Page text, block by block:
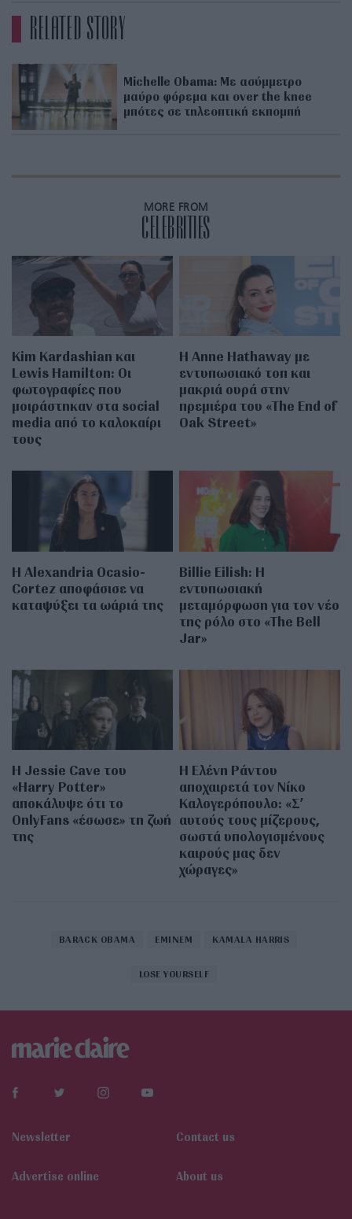
RELATED STORY
Michelle Obama: Με ασύμμετρο
μαύρο φόρεμα και over the knee
μπότες σε τηλεοπτική εκπομπή
MORE FROM
CELEBRITIES
Kim Kardashian και
Lewis Hamilton: Οι
φωτογραφίες που
μοιράστηκαν στα social
media από το καλοκαίρι
τους
Η Anne Hathaway με
εντυπωσιακό τοπ και
μακριά ουρά στην
πρεμιέρα του «The End of
Oak Street»
Η Alexandria Ocasio-
Cortez αποφάσισε να
καταψύξει τα ωάριά της
Billie Eilish: Η
εντυπωσιακή
μεταμόρφωση για τον νέο
της ρόλο στο «The Bell
Jar»
Η Jessie Cave του
«Harry Potter»
αποκάλυψε ότι το
OnlyFans «έσωσε» τη ζωή
της
Η Ελένη Ράντου
αποχαιρετά τον Νίκο
Καλογερόπουλο: «Σ’
αυτούς τους μίζερους,
σωστά υπολογισμένους
καιρούς μας δεν
χώραγες»
BARACK OBAMA EMINEM KAMALA HARRIS
LOSE YOURSELF
Newsletter Contact us
Αdvertise online About us